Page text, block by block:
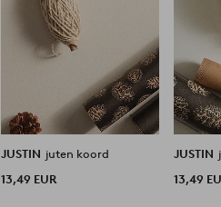
JUSTIN juten koord
13,49 EUR
JUSTIN
13,49